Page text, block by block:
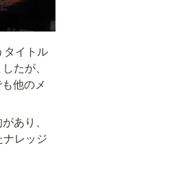
タイトル
たが、
他のメ
あり、
レッジ